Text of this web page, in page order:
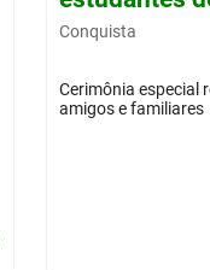
Conquista
Cerimônia especial
amigos e familiares